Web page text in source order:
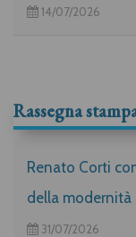
14/07/2026
Rassegna
Renato Corti
della modernità
31/07/2026